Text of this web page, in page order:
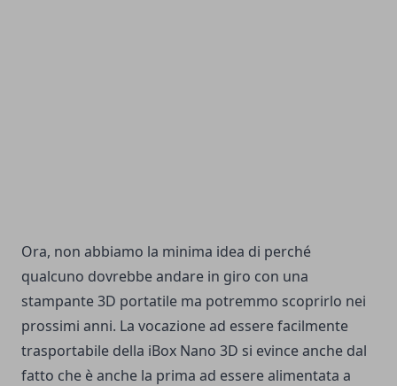
Ora, non abbiamo la minima idea di perché
qualcuno dovrebbe andare in giro con una
stampante 3D portatile ma potremmo scoprirlo nei
prossimi anni. La vocazione ad essere facilmente
trasportabile della iBox Nano 3D si evince anche dal
fatto che è anche la prima ad essere alimentata a